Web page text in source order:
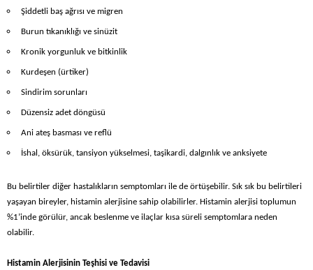
Şiddetli baş ağrısı ve migren
Burun tıkanıklığı ve sinüzit
Kronik yorgunluk ve bitkinlik
Kurdeşen (ürtiker)
Sindirim sorunları
Düzensiz adet döngüsü
Ani ateş basması ve reflü
İshal, öksürük, tansiyon yükselmesi, taşikardi, dalgınlık ve anksiyete
Bu belirtiler diğer hastalıkların semptomları ile de örtüşebilir. Sık sık bu belirtileri
yaşayan bireyler, histamin alerjisine sahip olabilirler. Histamin alerjisi toplumun
%1’inde görülür, ancak beslenme ve ilaçlar kısa süreli semptomlara neden
olabilir.
Histamin Alerjisinin Teşhisi ve Tedavisi